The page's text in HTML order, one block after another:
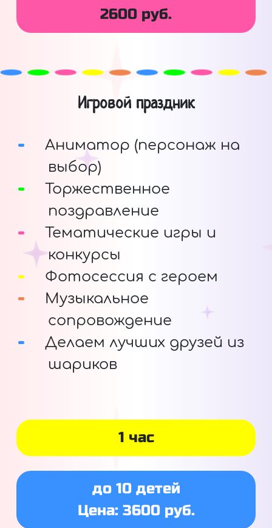
2600 руб.
Игровой праздник
Аниматор (персонаж на
выбор)
Торжественное
поздравление
Тематические игры и
конкурсы
Фотосессия с героем
Музыкальное
сопровождение
Делаем лучших друзей из
шариков
1 час
до 10 детей
Цена: 3600 руб.